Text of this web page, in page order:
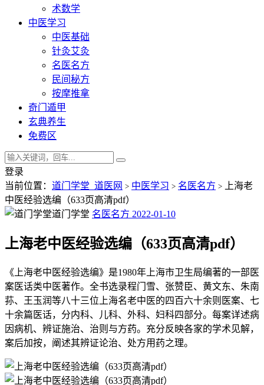
术数学
中医学习
中医基础
针灸艾灸
名医名方
民间秘方
按摩推拿
奇门遁甲
玄典养生
免费区
登录
当前位置： 道门学堂_道医网 > 中医学习 > 名医名方 > 上海老
中医经验选编（633页高清pdf）
道门学堂 名医名方 2022-01-10
上海老中医经验选编（633页高清pdf）
《上海老中医经验选编》是1980年上海市卫生局编著的一部医
案医话类中医著作。全书选录程门雪、张赞臣、黄文东、朱南
荪、王玉润等八十三位上海名老中医的四百六十余则医案、七
十余篇医话，分内科、儿科、外科、妇科四部分。每案详述病
因病机、辨证施治、治则与方药。充分反映各家的学术见解，
案后加按，阐述其辨证论治、处方用药之理。